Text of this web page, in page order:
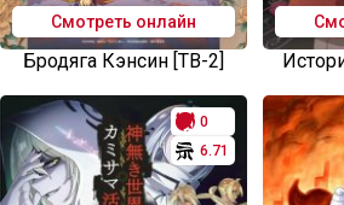
Смотреть онлайн
Бродяга Кэнсин [ТВ-2]
0
6.71